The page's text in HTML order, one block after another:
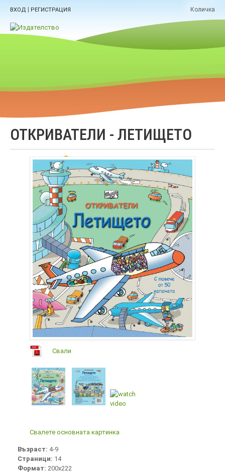
ВХОД | РЕГИСТРАЦИЯ Количка
ОТКРИВАТЕЛИ - ЛЕТИЩЕТО
Свали
Свалете основната картинка
Възраст: 4-9
Страници: 14
Формат: 200х222